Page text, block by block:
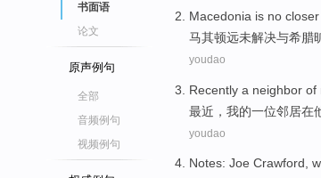
书面语
论文
原声例句
全部
音频例句
视频例句
Macedonia is no
马其顿远未解决与希腊
youdao
Recently a neighbor of
最近 ，我的一位邻居在
youdao
Notes: Joe Crawford,